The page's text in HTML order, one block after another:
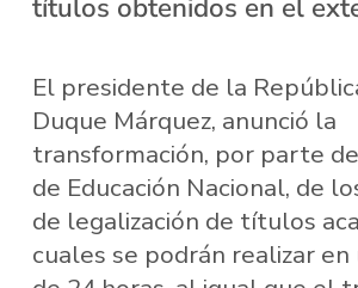
títulos obtenidos en el
El presidente de la
Duque Márquez, anunció la
transformación, por parte
de Educación Nacional, de
de legalización de títulos
cuales se podrán realizar